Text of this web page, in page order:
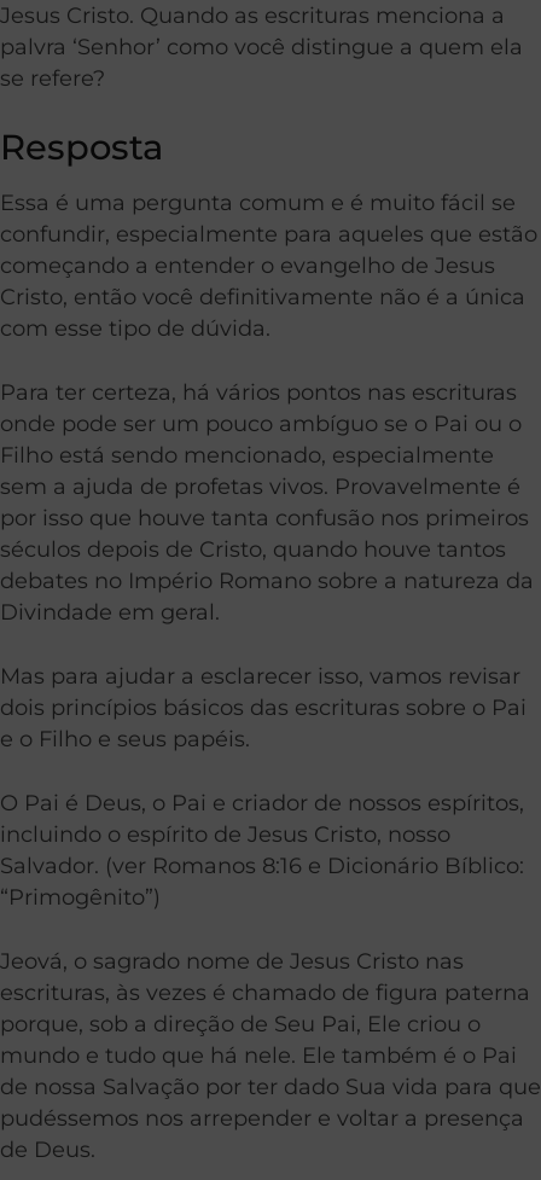
Jesus Cristo. Quando as escrituras menciona a
palvra ‘Senhor’ como você distingue a quem ela
se refere?
Resposta
Essa é uma pergunta comum e é muito fácil se
confundir, especialmente para aqueles que estão
começando a entender o evangelho de Jesus
Cristo, então você definitivamente não é a única
com esse tipo de dúvida.
Para ter certeza, há vários pontos nas escrituras
onde pode ser um pouco ambíguo se o Pai ou o
Filho está sendo mencionado, especialmente
sem a ajuda de profetas vivos. Provavelmente é
por isso que houve tanta confusão nos primeiros
séculos depois de Cristo, quando houve tantos
debates no Império Romano sobre a natureza da
Divindade em geral.
Mas para ajudar a esclarecer isso, vamos revisar
dois princípios básicos das escrituras sobre o Pai
e o Filho e seus papéis.
O Pai é Deus, o Pai e criador de nossos espíritos,
incluindo o espírito de Jesus Cristo, nosso
Salvador. (ver Romanos 8:16 e Dicionário Bíblico:
“Primogênito”)
Jeová, o sagrado nome de Jesus Cristo nas
escrituras, às vezes é chamado de figura paterna
porque, sob a direção de Seu Pai, Ele criou o
mundo e tudo que há nele. Ele também é o Pai
de nossa Salvação por ter dado Sua vida para que
pudéssemos nos arrepender e voltar a presença
de Deus.